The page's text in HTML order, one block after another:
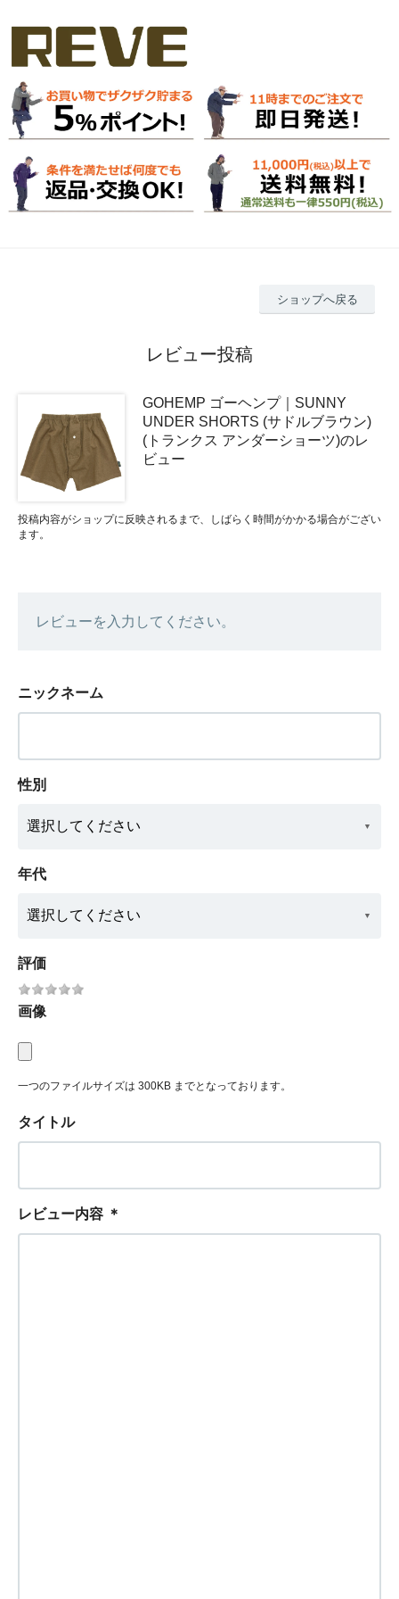
ショップへ戻る
レビュー投稿
GOHEMP ゴーヘンプ｜SUNNY
UNDER SHORTS (サドルブラウン)
(トランクス アンダーショーツ)のレ
ビュー
投稿内容がショップに反映されるまで、しばらく時間がかかる場合がござい
ます。
レビューを入力してください。
ニックネーム
性別
年代
評価
画像
一つのファイルサイズは 300KB までとなっております。
タイトル
レビュー内容 ＊